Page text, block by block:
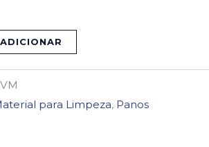
ADICIONAR
para Limpeza, Panos